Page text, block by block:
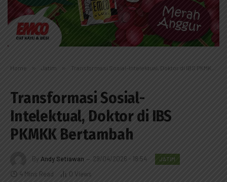
Home » Jatim » Transformasi Sosial-Intelektual, Doktor di IBS PKMKK Bertambah
Transformasi Sosial-
Intelektual, Doktor di IBS
PKMKK Bertambah
ByAndy Setiawan 29/04/2026 - 18:54 JATIM
4 Mins Read 0 Views